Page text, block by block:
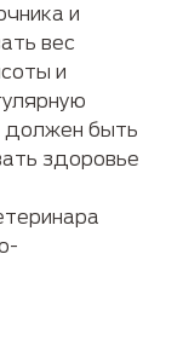
и
вес
и
должен быть
здоровье